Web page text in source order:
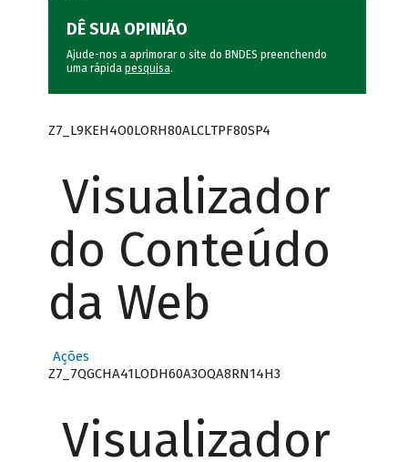
DÊ SUA OPINIÃO
Ajude-nos a aprimorar o site do BNDES preenchendo
uma rápida pesquisa.
Z7_L9KEH4O0LORH80ALCLTPF80SP4
Visualizador
do Conteúdo
da Web
Ações
Z7_7QGCHA41LODH60A3OQA8RN14H3
Visualizador